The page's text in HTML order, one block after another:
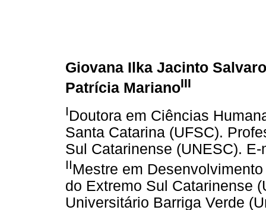
Giovana Ilka Jacinto Salvaro
Patrícia MarianoIII
IDoutora em Ciências
Santa Catarina (UFSC).
Sul Catarinense (UNESC).
IIMestre em
do Extremo Sul Catarinense
Universitário Barriga Verde